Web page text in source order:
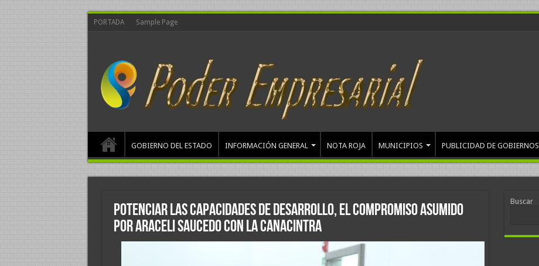
PORTADA Sample Page
GOBIERNO DEL ESTADO INFORMACIÓN GENERAL NOTA ROJA MUNICIPIOS PUBLICIDAD DE GOBIERNOS
Potenciar las capacidades de desarrollo, el compromiso asumido
por Araceli Saucedo con la Canacintra
Buscar